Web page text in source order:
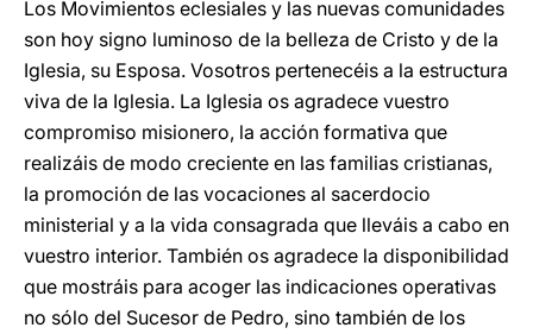
Los Movimientos eclesiales y las nuevas comunidades
son hoy signo luminoso de la belleza de Cristo y de la
Iglesia, su Esposa. Vosotros pertenecéis a la estructura
viva de la Iglesia. La Iglesia os agradece vuestro
compromiso misionero, la acción formativa que
realizáis de modo creciente en las familias cristianas,
la promoción de las vocaciones al sacerdocio
ministerial y a la vida consagrada que lleváis a cabo en
vuestro interior. También os agradece la disponibilidad
que mostráis para acoger las indicaciones operativas
no sólo del Sucesor de Pedro, sino también de los